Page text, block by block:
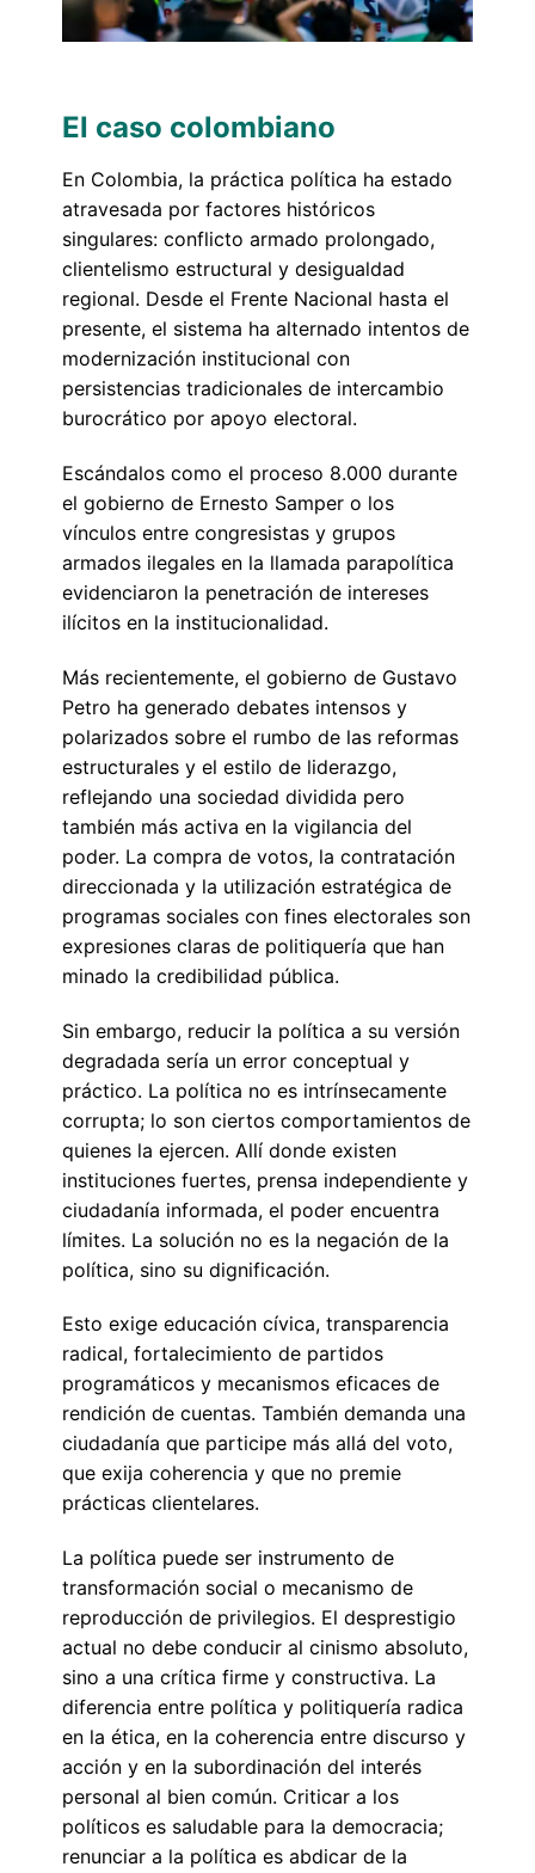
El caso colombiano
En Colombia, la práctica política ha estado
atravesada por factores históricos
singulares: conflicto armado prolongado,
clientelismo estructural y desigualdad
regional. Desde el Frente Nacional hasta el
presente, el sistema ha alternado intentos de
modernización institucional con
persistencias tradicionales de intercambio
burocrático por apoyo electoral.
Escándalos como el proceso 8.000 durante
el gobierno de Ernesto Samper o los
vínculos entre congresistas y grupos
armados ilegales en la llamada parapolítica
evidenciaron la penetración de intereses
ilícitos en la institucionalidad.
Más recientemente, el gobierno de Gustavo
Petro ha generado debates intensos y
polarizados sobre el rumbo de las reformas
estructurales y el estilo de liderazgo,
reflejando una sociedad dividida pero
también más activa en la vigilancia del
poder. La compra de votos, la contratación
direccionada y la utilización estratégica de
programas sociales con fines electorales son
expresiones claras de politiquería que han
minado la credibilidad pública.
Sin embargo, reducir la política a su versión
degradada sería un error conceptual y
práctico. La política no es intrínsecamente
corrupta; lo son ciertos comportamientos de
quienes la ejercen. Allí donde existen
instituciones fuertes, prensa independiente y
ciudadanía informada, el poder encuentra
límites. La solución no es la negación de la
política, sino su dignificación.
Esto exige educación cívica, transparencia
radical, fortalecimiento de partidos
programáticos y mecanismos eficaces de
rendición de cuentas. También demanda una
ciudadanía que participe más allá del voto,
que exija coherencia y que no premie
prácticas clientelares.
La política puede ser instrumento de
transformación social o mecanismo de
reproducción de privilegios. El desprestigio
actual no debe conducir al cinismo absoluto,
sino a una crítica firme y constructiva. La
diferencia entre política y politiquería radica
en la ética, en la coherencia entre discurso y
acción y en la subordinación del interés
personal al bien común. Criticar a los
políticos es saludable para la democracia;
renunciar a la política es abdicar de la